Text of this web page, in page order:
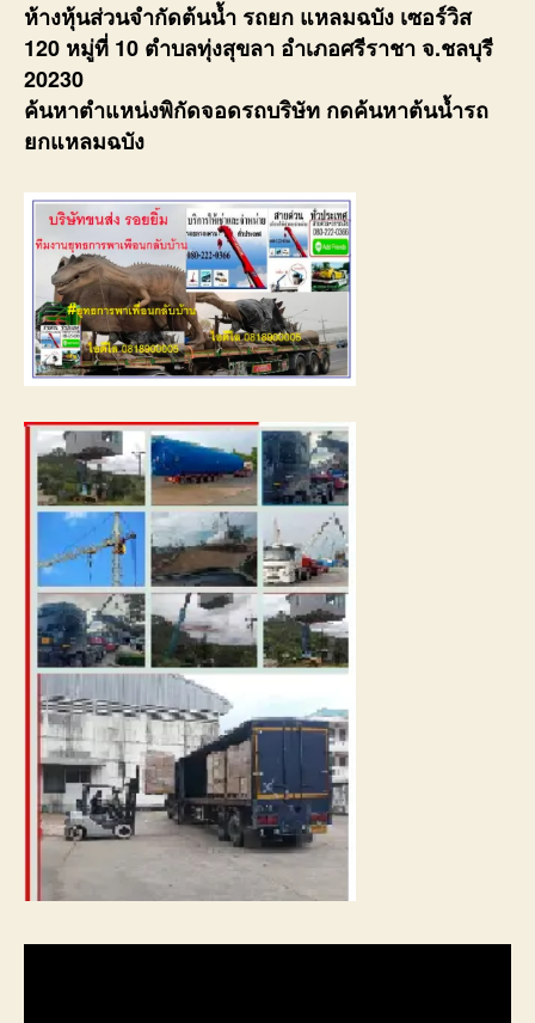
ห้างหุ้นส่วนจำกัดต้นน้ำ รถยก แหลมฉบัง เซอร์วิส
120 หมู่ที่ 10 ตำบลทุ่งสุขลา อำเภอศรีราชา จ.ชลบุรี
20230
ค้นหาตำแหน่งพิกัดจอดรถบริษัท กดค้นหาต้นน้ำรถ
ยกแหลมฉบัง